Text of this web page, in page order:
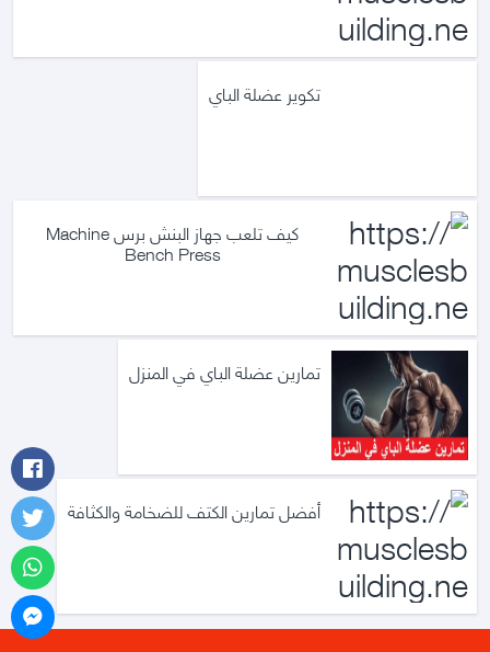
تكوير عضلة الباي
كيف تلعب جهاز البنش برس Machine
Bench Press
تمارين عضلة الباي في المنزل
أفضل تمارين الكتف للضخامة والكثافة